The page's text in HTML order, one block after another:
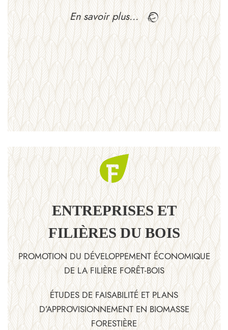
En savoir plus…
ENTREPRISES ET
FILIÈRES DU BOIS
PROMOTION DU DÉVELOPPEMENT ÉCONOMIQUE
DE LA FILIÈRE FORÊT-BOIS
ÉTUDES DE FAISABILITÉ ET PLANS
D’APPROVISIONNEMENT EN BIOMASSE
FORESTIÈRE